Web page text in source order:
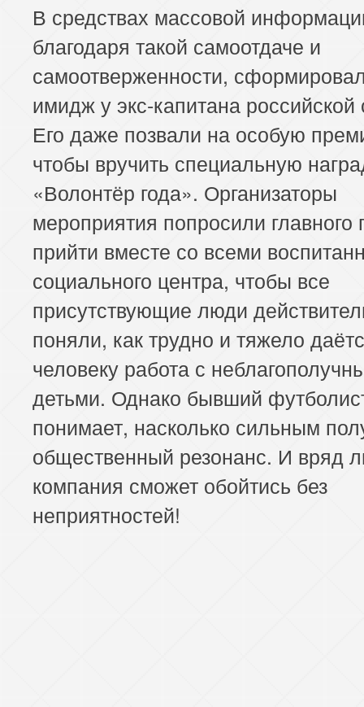
В средствах массовой
благодаря такой самоотдаче и
самоотверженности,
имидж у экс-капитана российской
Его даже позвали на особую
чтобы вручить специальную
«Волонтёр года». Организаторы
мероприятия попросили главного
прийти вместе со всеми
социального центра, чтобы все
присутствующие люди
поняли, как трудно и тяжело
человеку работа с
детьми. Однако бывший
понимает, насколько сильным
общественный резонанс. И вряд
компания сможет обойтись без
неприятностей!